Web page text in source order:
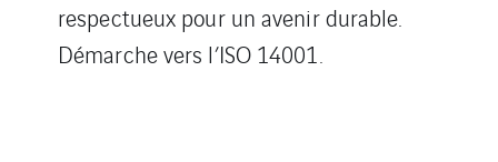
respectueux pour un avenir durable.
Démarche vers l’ISO 14001.